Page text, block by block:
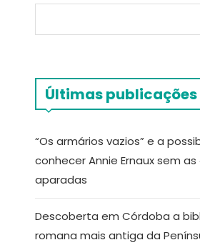
Últimas publicações
“Os armários vazios” e a
conhecer Annie Ernaux sem
aparadas
Descoberta em Córdoba a
romana mais antiga da